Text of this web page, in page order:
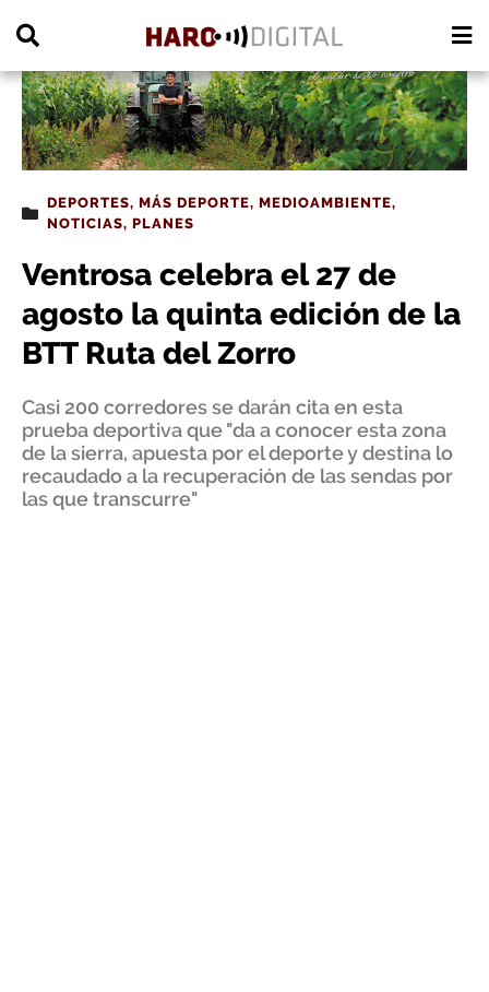
DEPORTES, MÁS DEPORTE, MEDIOAMBIENTE,
NOTICIAS, PLANES
Ventrosa celebra el 27 de
agosto la quinta edición de la
BTT Ruta del Zorro
Casi 200 corredores se darán cita en esta
prueba deportiva que "da a conocer esta zona
de la sierra, apuesta por el deporte y destina lo
recaudado a la recuperación de las sendas por
las que transcurre"